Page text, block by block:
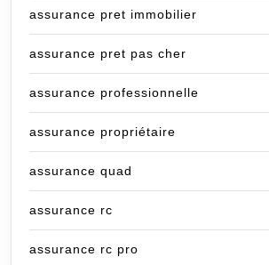
assurance pret immobilier
assurance pret pas cher
assurance professionnelle
assurance propriétaire
assurance quad
assurance rc
assurance rc pro